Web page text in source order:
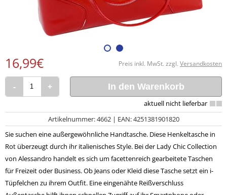
Preis inkl. MwSt. zzgl. Versandkosten
16,99€
- + In den Warenkorb
Artikelnummer: 4662 | EAN: 4251381901820
Sie suchen eine außergewöhnliche Handtasche. Diese Henkeltasche in
Rot überzeugt durch ihr italienisches Style. Bei der Lady Chic Collection
von Alessandro handelt es sich um facettenreich gearbeitete Taschen
für Freizeit oder Business. Ob Jeans oder Kleid diese Tasche setzt ein i-
Tüpfelchen zu ihrem Outfit. Eine eingenähte Reißverschluss